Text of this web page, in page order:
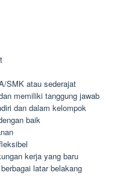
SMK atau sederajat
memiliki tanggung jawab
dan dalam kelompok
baik
kerja yang baru
latar belakang